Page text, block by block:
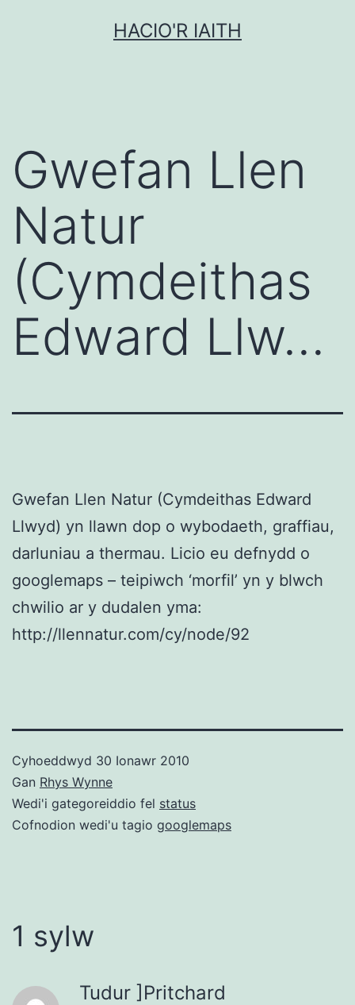
HACIO'R IAITH
Gwefan Llen
Natur
(Cymdeithas
Edward Llw…
Gwefan Llen Natur (Cymdeithas Edward
Llwyd) yn llawn dop o wybodaeth, graffiau,
darluniau a thermau. Licio eu defnydd o
googlemaps – teipiwch ‘morfil’ yn y blwch
chwilio ar y dudalen yma:
http://llennatur.com/cy/node/92
Cyhoeddwyd 30 Ionawr 2010
Gan Rhys Wynne
Wedi'i gategoreiddio fel status
Cofnodion wedi'u tagio googlemaps
1 sylw
Tudur ]Pritchard